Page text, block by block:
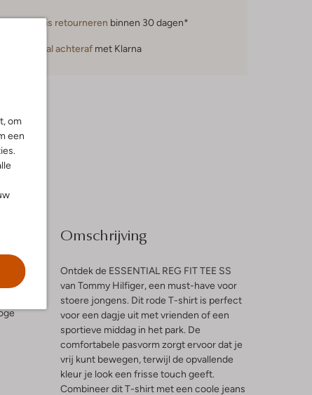
om
een
Gratis retourneren binnen 30 dagen*
Betaal achteraf met Klarna
Omschrijving
Ontdek de ESSENTIAL REG FIT TEE SS
van Tommy Hilfiger, een must-have voor
stoere jongens. Dit rode T-shirt is perfect
voor een dagje uit met vrienden of een
sportieve middag in het park. De
comfortabele pasvorm zorgt ervoor dat je
vrij kunt bewegen, terwijl de opvallende
kleur je look een frisse touch geeft.
Combineer dit T-shirt met een coole jeans